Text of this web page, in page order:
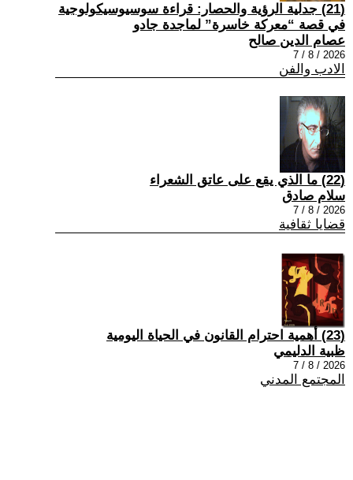
(21) جدلية الرؤية والحصار: قراءة سوسيوسيكولوجية
في قصة “معركة خاسرة” لماجدة جادو
عصام الدين صالح
2026 / 8 / 7
الادب والفن
(22) ما الذي يقع على عاتق الشعراء
سلام صادق
2026 / 8 / 7
قضايا ثقافية
(23) أهمية احترام القانون في الحياة اليومية
ظبية الدليمي
2026 / 8 / 7
المجتمع المدني